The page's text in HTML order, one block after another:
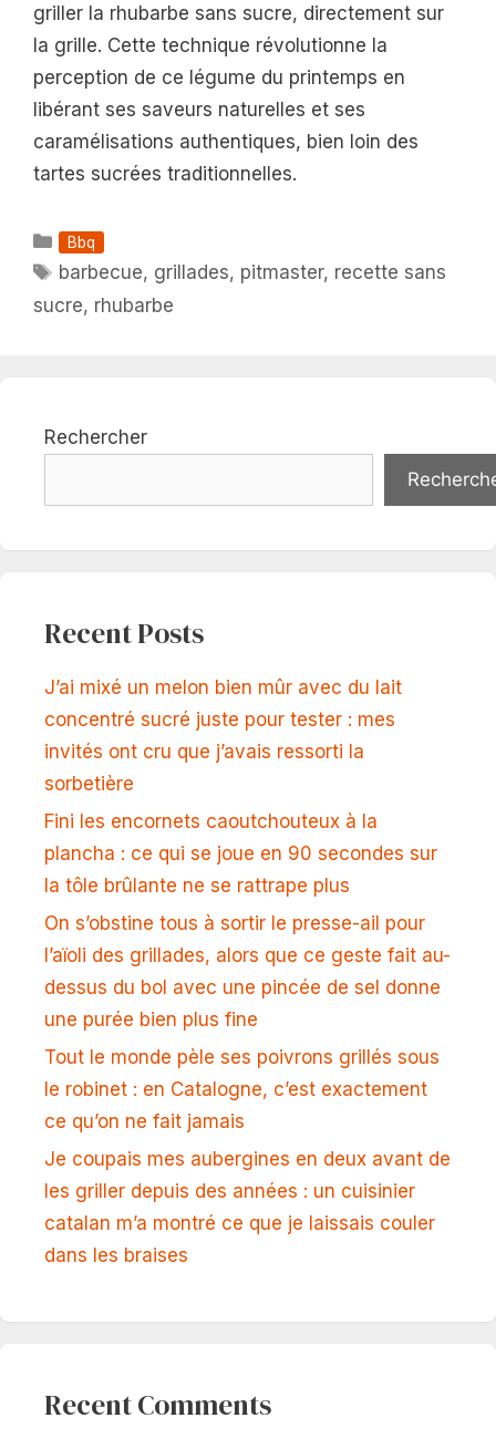
griller la rhubarbe sans sucre, directement sur
la grille. Cette technique révolutionne la
perception de ce légume du printemps en
libérant ses saveurs naturelles et ses
caramélisations authentiques, bien loin des
tartes sucrées traditionnelles.
Catégories
Bbq
Étiquettes
barbecue, grillades, pitmaster, recette sans
sucre, rhubarbe
Rechercher
Recent Posts
J’ai mixé un melon bien mûr avec du lait
concentré sucré juste pour tester : mes
invités ont cru que j’avais ressorti la
sorbetière
Fini les encornets caoutchouteux à la
plancha : ce qui se joue en 90 secondes sur
la tôle brûlante ne se rattrape plus
On s’obstine tous à sortir le presse-ail pour
l’aïoli des grillades, alors que ce geste fait au-
dessus du bol avec une pincée de sel donne
une purée bien plus fine
Tout le monde pèle ses poivrons grillés sous
le robinet : en Catalogne, c’est exactement
ce qu’on ne fait jamais
Je coupais mes aubergines en deux avant de
les griller depuis des années : un cuisinier
catalan m’a montré ce que je laissais couler
dans les braises
Recent Comments